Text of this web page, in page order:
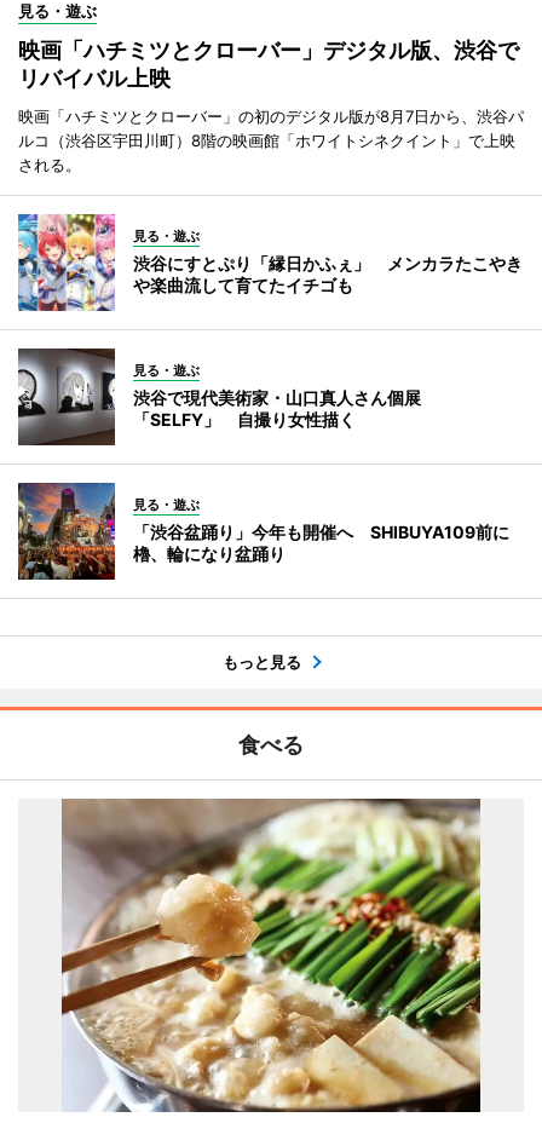
見る・遊ぶ
映画「ハチミツとクローバー」デジタル版、渋谷で
リバイバル上映
映画「ハチミツとクローバー」の初のデジタル版が8月7日から、渋谷パ
ルコ（渋谷区宇田川町）8階の映画館「ホワイトシネクイント」で上映
される。
見る・遊ぶ
渋谷にすとぷり「縁日かふぇ」 メンカラたこやき
や楽曲流して育てたイチゴも
見る・遊ぶ
渋谷で現代美術家・山口真人さん個展
「SELFY」 自撮り女性描く
見る・遊ぶ
「渋谷盆踊り」今年も開催へ SHIBUYA109前に
櫓、輪になり盆踊り
もっと見る
食べる